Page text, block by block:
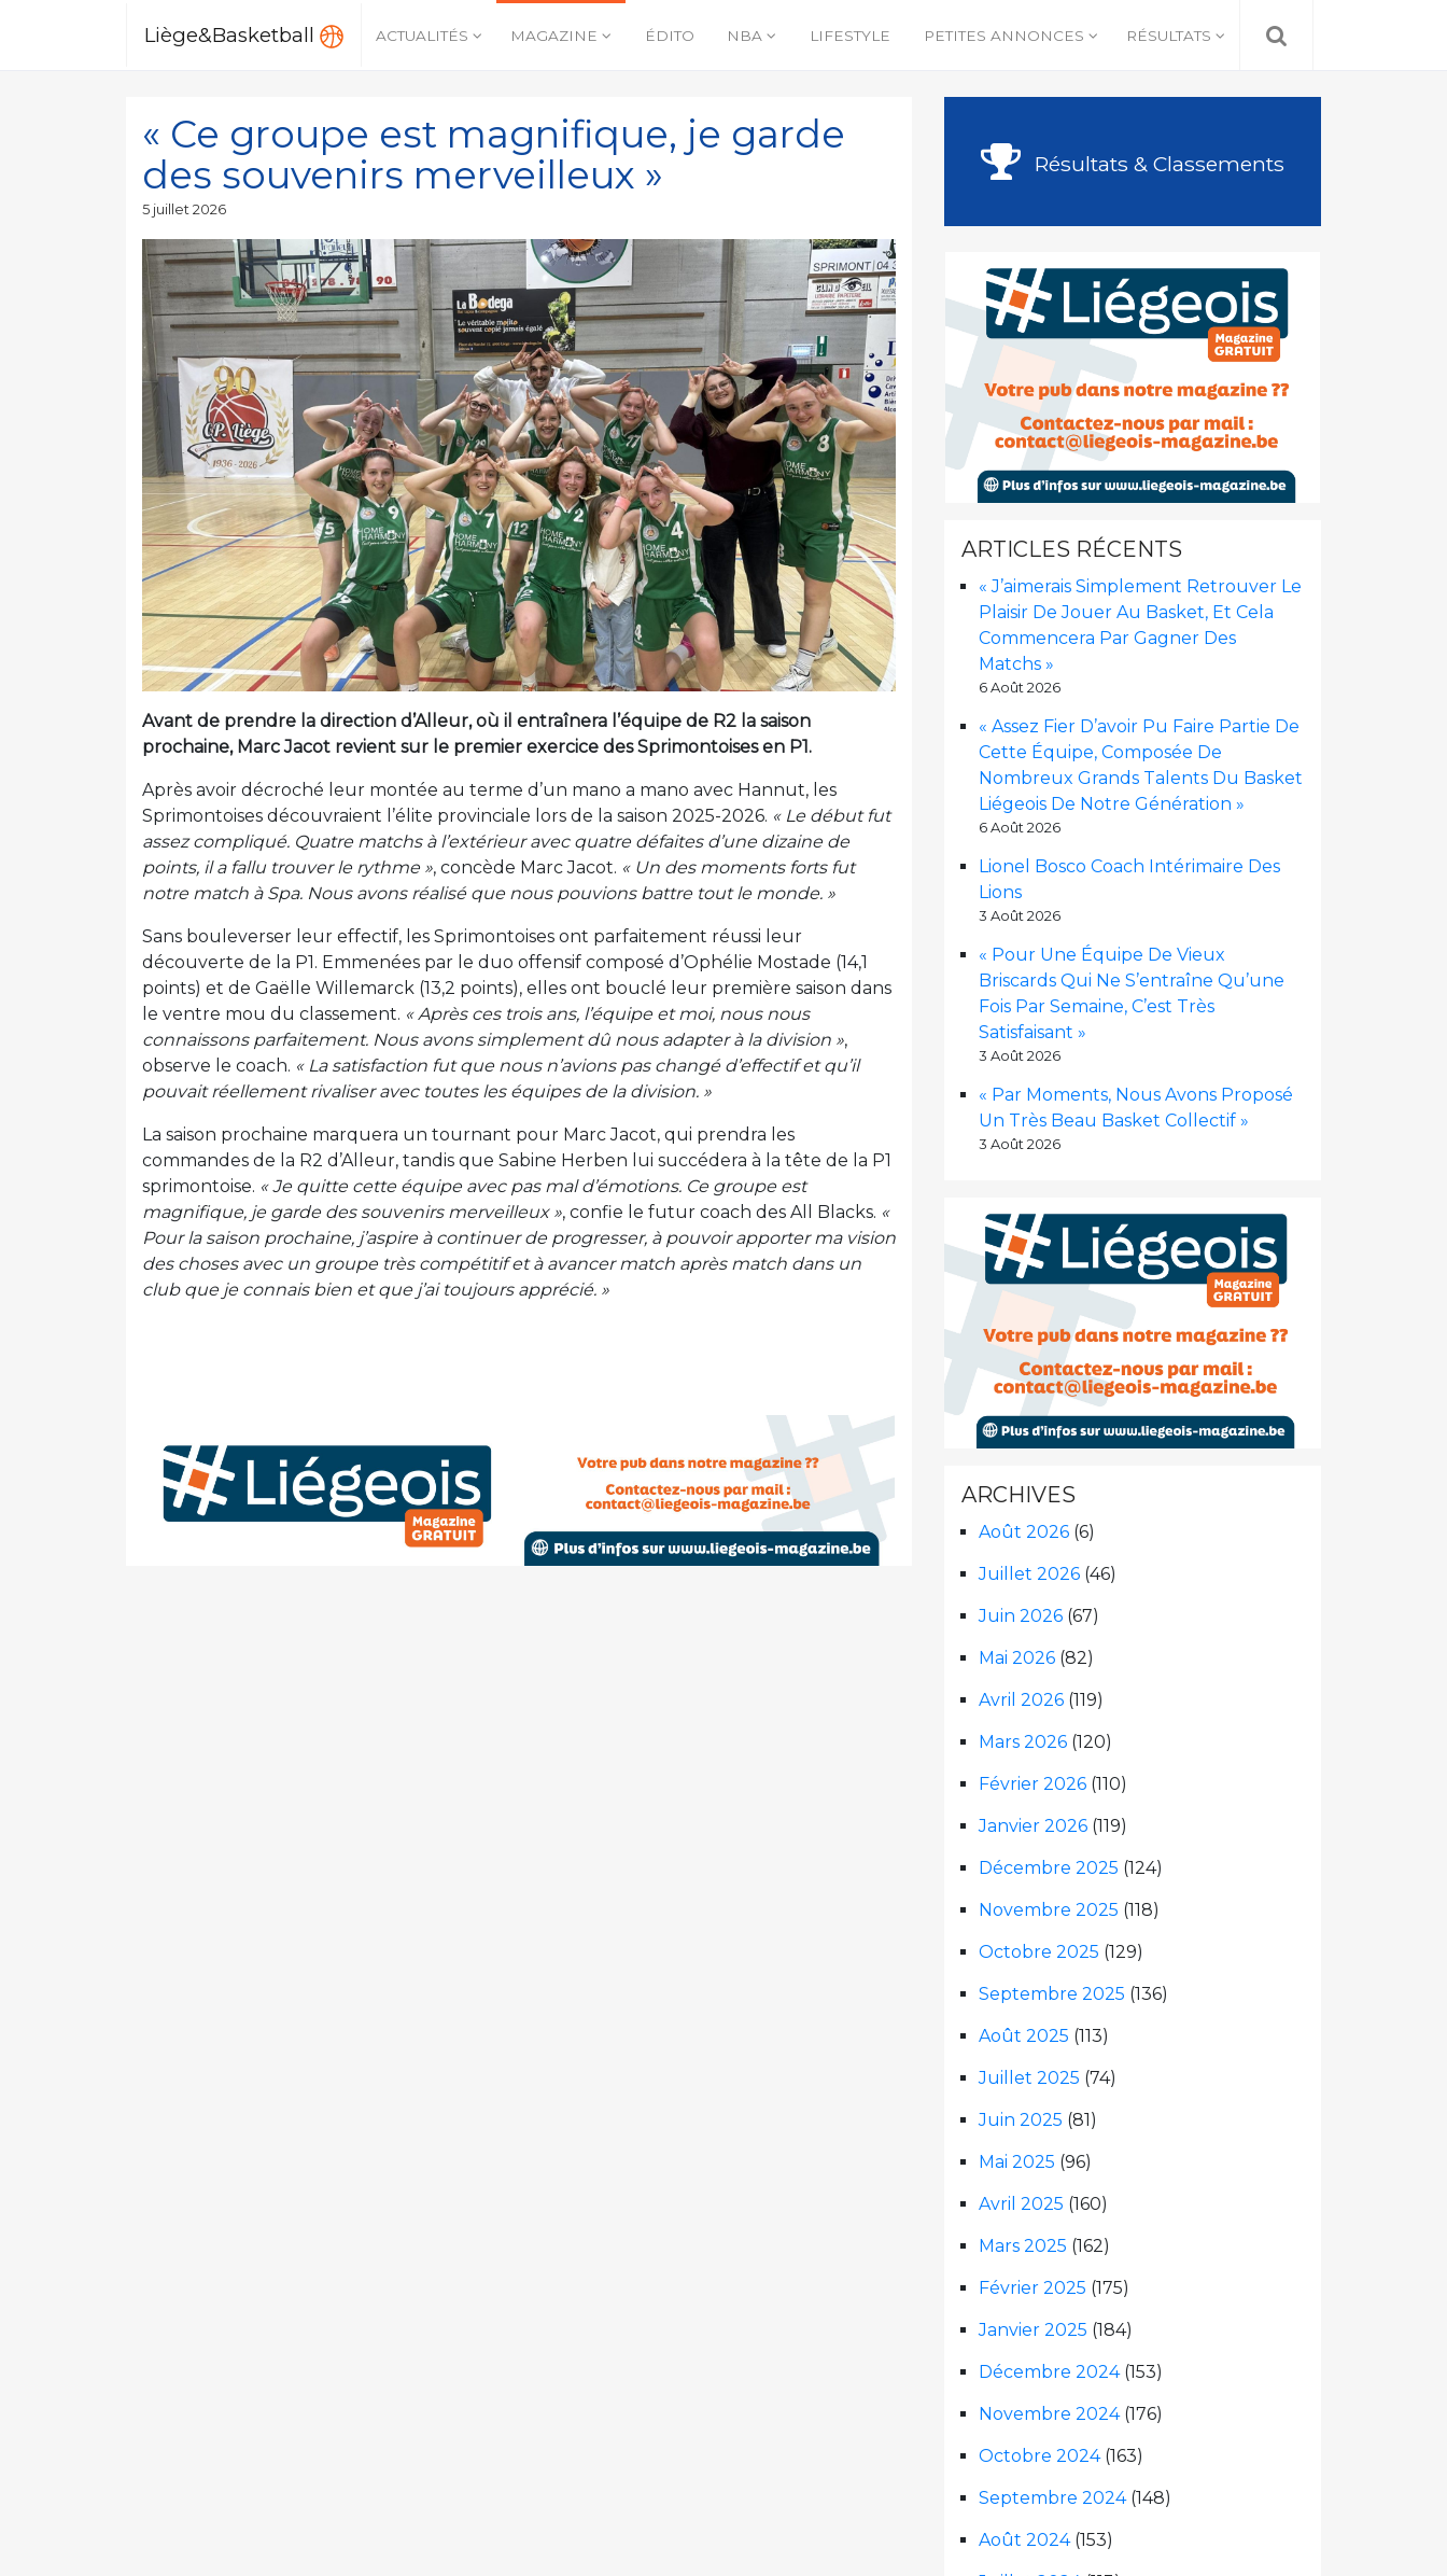
Liège&Basketball ACTUALITÉS MAGAZINE ÉDITO NBA LIFESTYLE PETITES ANNONCES RÉSULTATS
« Ce groupe est magnifique, je garde
des souvenirs merveilleux »
Publié
5 juillet 2026
Avant de prendre la direction d’Alleur, où il entraînera l’équipe de R2 la saison
prochaine, Marc Jacot revient sur le premier exercice des Sprimontoises en P1.
Après avoir décroché leur montée au terme d’un mano a mano avec Hannut, les
Sprimontoises découvraient l’élite provinciale lors de la saison 2025-2026. « Le début fut
assez compliqué. Quatre matchs à l’extérieur avec quatre défaites d’une dizaine de
points, il a fallu trouver le rythme », concède Marc Jacot. « Un des moments forts fut
notre match à Spa. Nous avons réalisé que nous pouvions battre tout le monde. »
Sans bouleverser leur effectif, les Sprimontoises ont parfaitement réussi leur
découverte de la P1. Emmenées par le duo offensif composé d’Ophélie Mostade (14,1
points) et de Gaëlle Willemarck (13,2 points), elles ont bouclé leur première saison dans
le ventre mou du classement. « Après ces trois ans, l’équipe et moi, nous nous
connaissons parfaitement. Nous avons simplement dû nous adapter à la division »,
observe le coach. « La satisfaction fut que nous n’avions pas changé d’effectif et qu’il
pouvait réellement rivaliser avec toutes les équipes de la division. »
La saison prochaine marquera un tournant pour Marc Jacot, qui prendra les
commandes de la R2 d’Alleur, tandis que Sabine Herben lui succédera à la tête de la P1
sprimontoise. « Je quitte cette équipe avec pas mal d’émotions. Ce groupe est
magnifique, je garde des souvenirs merveilleux », confie le futur coach des All Blacks. «
Pour la saison prochaine, j’aspire à continuer de progresser, à pouvoir apporter ma vision
des choses avec un groupe très compétitif et à avancer match après match dans un
club que je connais bien et que j’ai toujours apprécié. »
Résultats & Classements
ARTICLES RÉCENTS
« J’aimerais Simplement Retrouver Le
Plaisir De Jouer Au Basket, Et Cela
Commencera Par Gagner Des
Matchs »
6 Août 2026
« Assez Fier D’avoir Pu Faire Partie De
Cette Équipe, Composée De
Nombreux Grands Talents Du Basket
Liégeois De Notre Génération »
6 Août 2026
Lionel Bosco Coach Intérimaire Des
Lions
3 Août 2026
« Pour Une Équipe De Vieux
Briscards Qui Ne S’entraîne Qu’une
Fois Par Semaine, C’est Très
Satisfaisant »
3 Août 2026
« Par Moments, Nous Avons Proposé
Un Très Beau Basket Collectif »
3 Août 2026
ARCHIVES
Août 2026 (6)
Juillet 2026 (46)
Juin 2026 (67)
Mai 2026 (82)
Avril 2026 (119)
Mars 2026 (120)
Février 2026 (110)
Janvier 2026 (119)
Décembre 2025 (124)
Novembre 2025 (118)
Octobre 2025 (129)
Septembre 2025 (136)
Août 2025 (113)
Juillet 2025 (74)
Juin 2025 (81)
Mai 2025 (96)
Avril 2025 (160)
Mars 2025 (162)
Février 2025 (175)
Janvier 2025 (184)
Décembre 2024(153)
Novembre 2024(176)
Octobre 2024(163)
Septembre 2024(148)
Août 2024(153)